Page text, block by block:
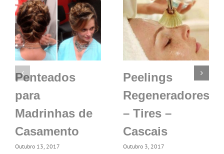
Penteados
para
Madrinhas de
Casamento
Outubro 13, 2017
Peelings
Regeneradores
– Tires –
Cascais
Outubro 3, 2017